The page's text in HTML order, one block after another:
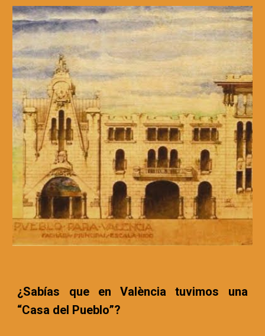
¿Sabías que en València tuvimos una
“Casa del Pueblo”?